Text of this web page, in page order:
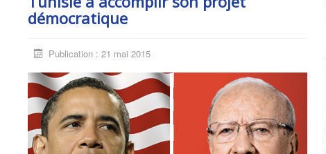
démocratique
Publication : 21 mai 2015